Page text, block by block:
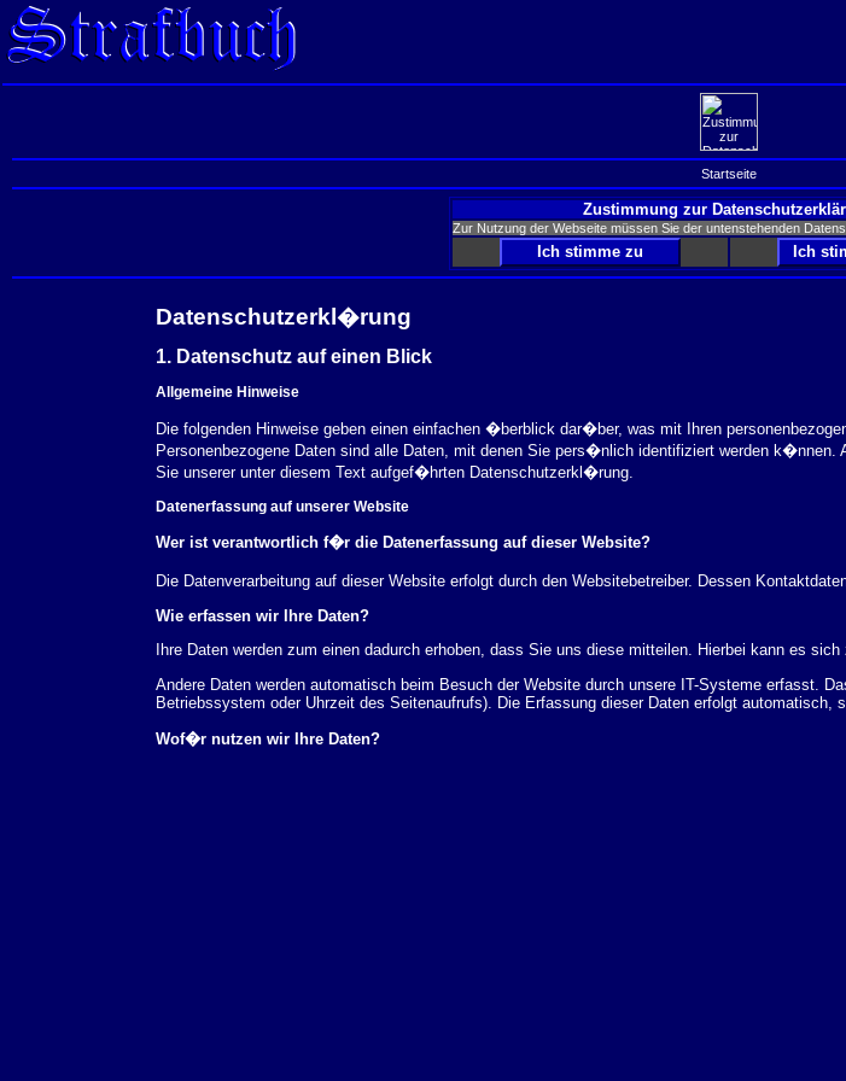
Startseite
Zustimmung zur
Zur Nutzung der Webseite müssen Sie der untenstehenden
Datenschutzerkl�rung
1. Datenschutz auf einen Blick
Allgemeine Hinweise
Die folgenden Hinweise geben einen einfachen �berblick dar�ber, was mit Ihren
Personenbezogene Daten sind alle Daten, mit denen Sie pers�nlich identifiziert werden
Sie unserer unter diesem Text aufgef�hrten Datenschutzerkl�rung.
Datenerfassung auf unserer Website
Wer ist verantwortlich f�r die Datenerfassung auf dieser Website?
Die Datenverarbeitung auf dieser Website erfolgt durch den Websitebetreiber. Dessen
Wie erfassen wir Ihre Daten?
Ihre Daten werden zum einen dadurch erhoben, dass Sie uns diese mitteilen. Hierbei kann es
Andere Daten werden automatisch beim Besuch der Website durch unsere IT-Systeme erfasst.
Betriebssystem oder Uhrzeit des Seitenaufrufs). Die Erfassung dieser Daten erfolgt automatisch,
Wof�r nutzen wir Ihre Daten?